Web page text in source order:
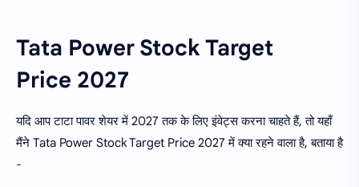
Tata Power Stock Target
Price 2027
यदि आप टाटा पावर शेयर में 2027 तक के लिए इंवेट्स करना चाहते हैं, तो यहाँ
मैंने Tata Power Stock Target Price 2027 में क्या रहने वाला है, बताया है
-